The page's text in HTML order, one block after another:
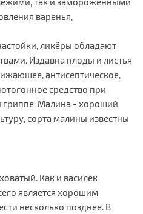
варенья,
ликёры обладают
Издавна плоды и листья
антисептическое,
средство при
гриппе. Малина - хороший
сорта малины известны
Как и василек
является хорошим
несколько позднее. В